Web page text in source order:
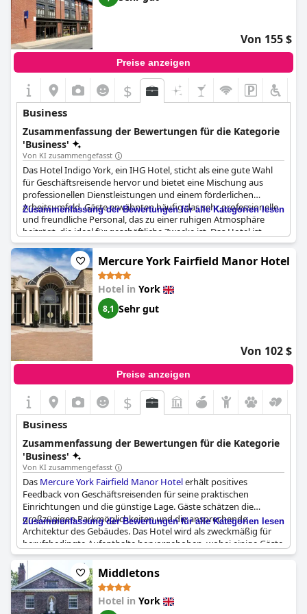
Aufenthalt mit hervorragendem Service, günstiger Lage und
ausgezeichnetem Preis-Leistungs-Verhältnis. Das Hotel ist auch
für Gäste mit Behinderungen zugänglich, und die
Behindertenparkplätze werden als ausgezeichnet bezeichnet.
Von 155 $
Preise anzeigen
$
Business
Zusammenfassung der Bewertungen für die Kategorie
'Business'
Von KI zusammengefasst
Das Hotel Indigo York, ein IHG Hotel, sticht als eine gute Wahl
für Geschäftsreisende hervor und bietet eine Mischung aus
professionellen Dienstleistungen und einem förderlichen
Arbeitsumfeld. Gäste erwähnten häufig das sehr professionelle
und freundliche Personal, das zu einer ruhigen Atmosphäre
beiträgt, die ideal für geschäftliche Zwecke ist. Das Hotel ist
günstig gelegen und somit eine ausgezeichnete Wahl sowohl
für Geschäfts- als auch für Urlaubsreisende.
Viele Bewertungen hoben die Verfügbarkeit von guten
Business-Services hervor und erwähnten Merkmale wie ein
Businesscenter, das besonders nützlich für diejenigen sein kann,
die einen dedizierten Arbeitsbereich benötigen. Die
klimatisierten Zimmer des Hotels bieten zusätzlichen Komfort
Einige wenige Bewertungen erwähnten Herausforderungen wie
unzuverlässige Heizung, Lärmprobleme und gelegentliche
Probleme mit der WLAN-Verbindung. Trotz dieser kleineren
Rückschläge ist der Gesamteindruck positiv, und viele Gäste
äußerten ihre Bereitschaft, das Hotel Indigo York für
Geschäftsreisende zu empfehlen, die einen angenehmen und
gut ausgestatteten Aufenthalt suchen.
Zusammenfassung der Bewertungen für alle Kategorien lesen
Mercure York Fairfield Manor Hotel
Hotel in York
8,1 Sehr gut
Von 102 $
Preise anzeigen
$
Business
Zusammenfassung der Bewertungen für die Kategorie
'Business'
Von KI zusammengefasst
Das Mercure York Fairfield Manor Hotelerhält positives
Feedback von Geschäftsreisenden für seine praktischen
Einrichtungen und die günstige Lage. Gäste schätzen die
großzügigen Parkmöglichkeiten und die ansprechende
Architektur des Gebäudes. Das Hotel wird als zweckmäßig für
berufsbedingte Aufenthalte hervorgehoben, wobei einige Gäste
aufgrund der Nähe zu ihrem Arbeitsplatz regelmäßig dort
übernachten.
Geschäftsausstattung wie Tagungsräume und Bereiche zur
Entspannung werden als vorteilhaft für die berufliche Nutzung
Zusammenfassung der Bewertungen für alle Kategorien lesen
Middletons
Hotel in York